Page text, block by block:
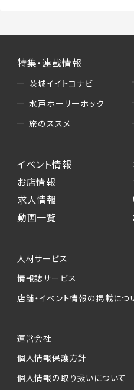
特集・連載情報
茨城イイトコナビ
水戸ホーリーホック
旅のススメ
イベント情報
お店情報
求人情報
動画一覧
人材サービス
情報誌サービス
店舗・イベント情報の掲載につ
運営会社
個人情報保護方針
個人情報の取り扱いについて